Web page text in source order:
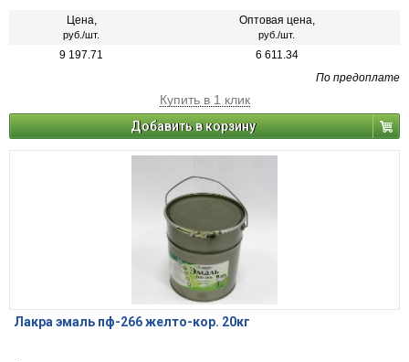
Цена,
руб./шт.
Оптовая цена,
руб./шт.
9 197.71
6 611.34
По предоплате
Купить в 1 клик
Добавить в корзину
Лакра эмаль пф-266 желто-кор. 20кг